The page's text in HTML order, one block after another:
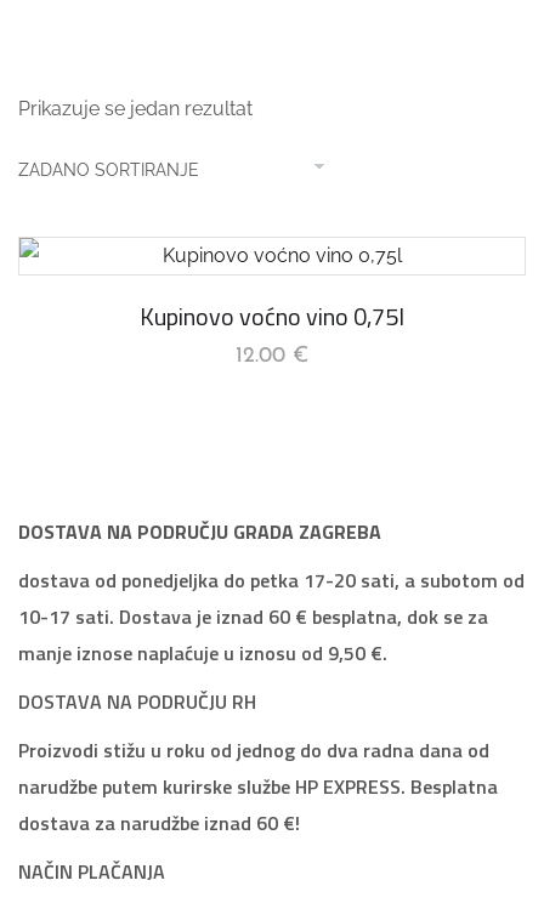
Prikazuje se jedan rezultat
Kupinovo voćno vino 0,75l
12.00 €
DOSTAVA NA PODRUČJU GRADA ZAGREBA
dostava od ponedjeljka do petka 17-20 sati, a subotom od
10-17 sati. Dostava je iznad 60 € besplatna, dok se za
manje iznose naplaćuje u iznosu od 9,50 €.
DOSTAVA NA PODRUČJU RH
Proizvodi stižu u roku od jednog do dva radna dana od
narudžbe putem kurirske službe HP EXPRESS. Besplatna
dostava za narudžbe iznad 60 €!
NAČIN PLAČANJA